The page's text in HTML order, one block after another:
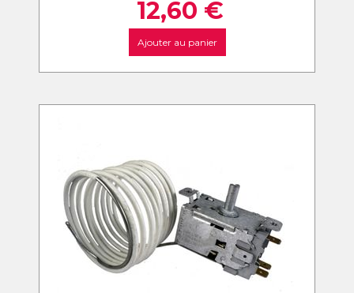
12,60 €
Ajouter au panier